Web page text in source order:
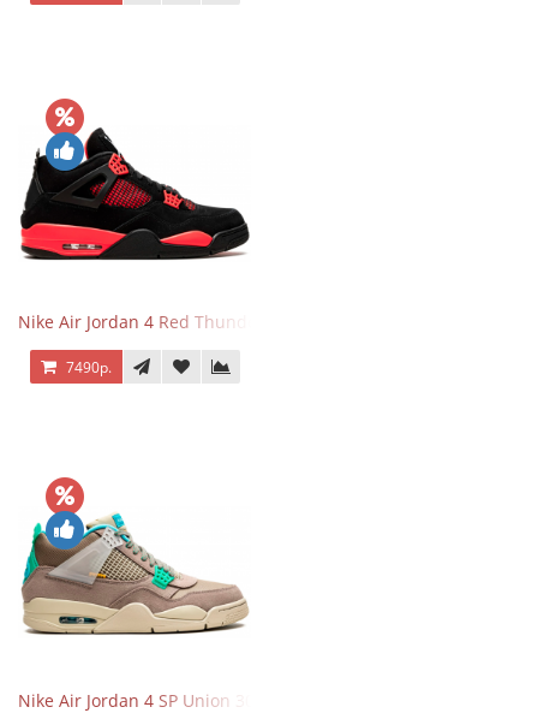
Nike Air Jordan 4 Red Thunder
7490р.
Nike Air Jordan 4 SP Union 30th Anniversary Taupe Haze